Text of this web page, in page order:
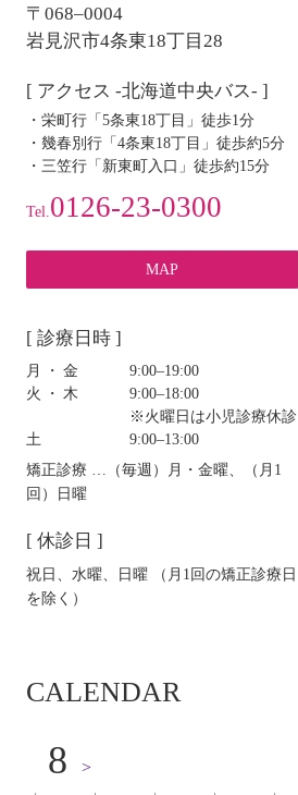
〒068–0004
岩見沢市4条東18丁目28
[ アクセス -北海道中央バス- ]
・栄町行「5条東18丁目」徒歩1分
・幾春別行「4条東18丁目」徒歩約5分
・三笠行「新東町入口」徒歩約15分
Tel.0126-23-0300
MAP
[ 診療日時 ]
月・金
9:00‒19:00
火・木
9:00‒18:00
※火曜日は小児診療休診
土
9:00‒13:00
矯正診療 …（毎週）月・金曜、（月1
回）日曜
[ 休診日 ]
祝日、水曜、日曜 （月1回の矯正診療日
を除く）
CALENDAR
8 >